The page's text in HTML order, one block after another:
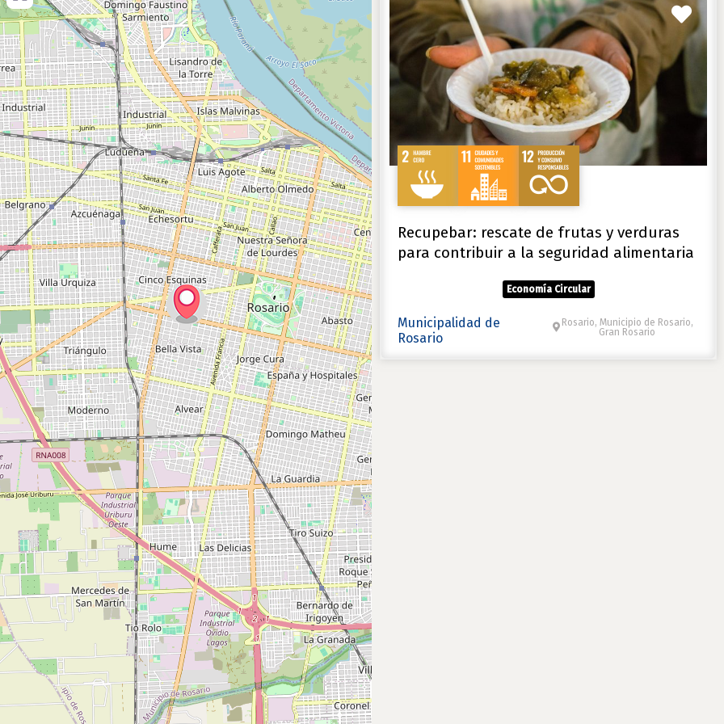
Recupebar: rescate de frutas y verduras
para contribuir a la seguridad alimentaria
Economía Circular
Municipalidad de
Rosario
Rosario, Municipio de Rosario,
Gran Rosario